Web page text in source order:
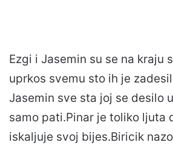
Ezgi i Jasemin su se na kraju
uprkos svemu sto ih je
Jasemin sve sta joj se desilo
samo pati.Pinar je toliko ljuta
iskaljuje svoj bijes.Biricik